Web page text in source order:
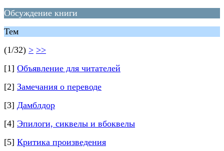
Обсуждение книги
Тем
(1/32) > >>
[1] Объявление для читателей
[2] Замечания о переводе
[3] Дамблдор
[4] Эпилоги, сиквелы и вбоквелы
[5] Критика произведения